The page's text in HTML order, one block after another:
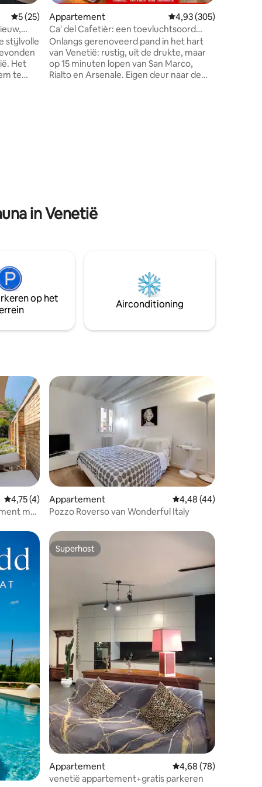
Gemiddelde beoordeling van 5 op 5, 25 recensies
5 (25)
stijlvolle
te
Appartement Gemiddelde
4,93 (305)
Ca' del Cafetièr: een toevluchtsoord
voor familiebijeenkomsten
Onlangs gerenoveerd pand in het hart
van Venetië: rustig, uit de drukte, maar
op 15 minuten lopen van San Marco,
Rialto en Arsenale. Eigen deur naar de
in Venetië
op het
Airconditioning
Gemiddelde beoordeling van 4,75 op 5, 4 recensies
4,75 (4)
met
Appartement Gemiddelde
4,48 (44)
Pozzo Roverso van Wonderful Italy
Superhost
Superhost
Appartement Gemiddelde
4,68 (78)
venetië appartement+gratis parkeren